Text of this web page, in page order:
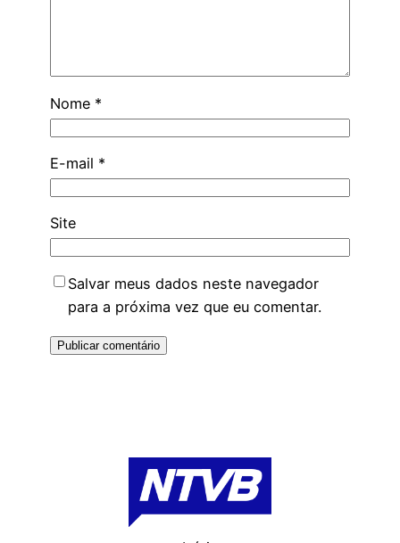
Nome *
E-mail *
Site
Salvar meus dados neste navegador
para a próxima vez que eu comentar.